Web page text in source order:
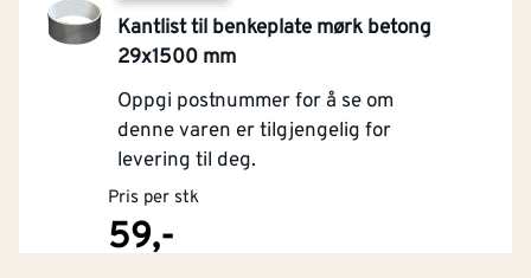
Kantlist til benkeplate mørk betong
29x1500 mm
Oppgi postnummer for å se om
denne varen er tilgjengelig for
levering til deg.
Pris per stk
59,-